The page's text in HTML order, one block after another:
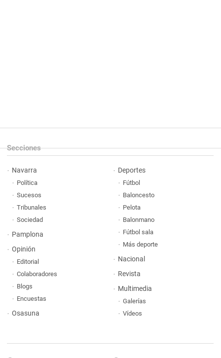
Secciones
Navarra
Política
Sucesos
Tribunales
Sociedad
Pamplona
Opinión
Editorial
Colaboradores
Blogs
Encuestas
Osasuna
Deportes
Fútbol
Baloncesto
Pelota
Balonmano
Fútbol sala
Más deporte
Nacional
Revista
Multimedia
Galerías
Vídeos